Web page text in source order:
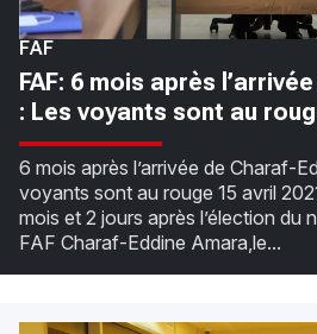
FAF
FAF: 6 mois après
: Les voyants sont au
6 mois après l’arrivée de Charaf-
voyants sont au rouge 15 avril
mois et 2 jours après l’élection du
FAF Charaf-Eddine Amara,le...